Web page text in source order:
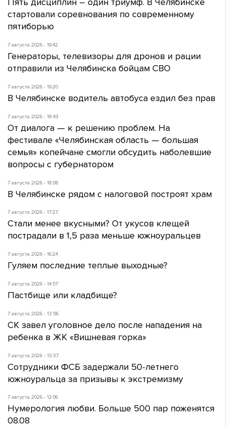
стартовали соревнования по современному
пятиборью
7 августа 2026 - 19:42
Генераторы, телевизоры для дронов и рации
отправили из Челябинска бойцам СВО
7 августа 2026 - 19:20
В Челябинске водитель автобуса ездил без прав
7 августа 2026 - 18:43
От диалога — к решению проблем. На
фестивале «Челябинская область — большая
семья» копейчане смогли обсудить наболевшие
вопросы с губернатором
7 августа 2026 - 18:08
В Челябинске рядом с налоговой построят храм
7 августа 2026 - 17:27
Стали менее вкусными? От укусов клещей
пострадали в 1,5 раза меньше южноуральцев
7 августа 2026 - 16:24
Гуляем последние теплые выходные?
7 августа 2026 - 14:57
Пастбище или кладбище?
7 августа 2026 - 13:56
СК завел уголовное дело после нападения на
ребенка в ЖК «Вишневая горка»
7 августа 2026 - 13:37
Сотрудники ФСБ задержали 50-летнего
южноуральца за призывы к экстремизму
7 августа 2026 - 12:06
Нумерология любви. Больше 500 пар поженятся
08.08